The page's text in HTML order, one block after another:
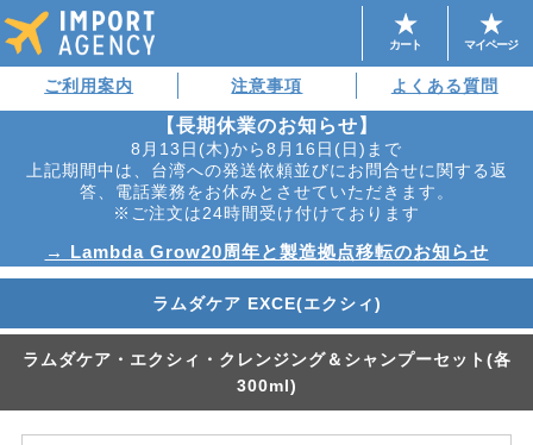
マイページ
カート
ご利用案内 注意事項 よくある質問
【長期休業のお知らせ】
8月13日(木)から8月16日(日)まで
上記期間中は、台湾への発送依頼並びにお問合せに関する返
答、電話業務をお休みとさせていただきます。
※ご注文は24時間受け付けております
→ Lambda Grow20周年と製造拠点移転のお知らせ
ラムダケア EXCE(エクシィ)
ラムダケア・エクシィ・クレンジング＆シャンプーセット(各
300ml)